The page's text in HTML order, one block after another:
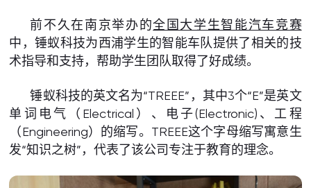
前不久在南京举办的全国大学生智能汽车竞赛
中，锤蚁科技为西浦学生的智能车队提供了相关的技
术指导和支持，帮助学生团队取得了好成绩。
锤蚁科技的英文名为“TREEE”，其中3个“E”是英文
单词电气（Electrical）、电子(Electronic)、工程
（Engineering）的缩写。TREEE这个字母缩写寓意生
发“知识之树”，代表了该公司专注于教育的理念。